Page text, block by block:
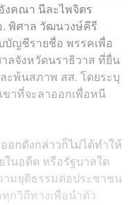
งคณา นีละไพจิตร
พิศาล วัฒนวงษ์คีรี
ญชีรายชื่อ พรรคเพื่อ
ลจังหวัดนราธิวาส ที่ยื่น
ะพ้นสภาพ สส. โดยระบุ
ขาที่จะลาออกเพื่อหนี
อกดังกล่าวก็ไม่ได้ทำให้
นอดีต หรือรัฐบาลใด
มยุติธรรมต่อประชาชน
กวิถีทางเพื่อนำตัว